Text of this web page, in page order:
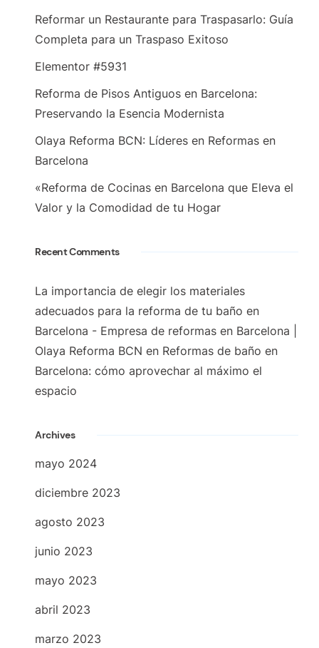
Reformar un Restaurante para Traspasarlo: Guía
Completa para un Traspaso Exitoso
Elementor #5931
Reforma de Pisos Antiguos en Barcelona:
Preservando la Esencia Modernista
Olaya Reforma BCN: Líderes en Reformas en
Barcelona
«Reforma de Cocinas en Barcelona que Eleva el
Valor y la Comodidad de tu Hogar
Recent Comments
La importancia de elegir los materiales
adecuados para la reforma de tu baño en
Barcelona - Empresa de reformas en Barcelona |
Olaya Reforma BCN en Reformas de baño en
Barcelona: cómo aprovechar al máximo el
espacio
Archives
mayo 2024
diciembre 2023
agosto 2023
junio 2023
mayo 2023
abril 2023
marzo 2023